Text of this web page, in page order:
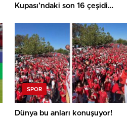
Kupası’ndaki son 16 çeşidi
SPOR
Dünya bu anları konuşuyor!